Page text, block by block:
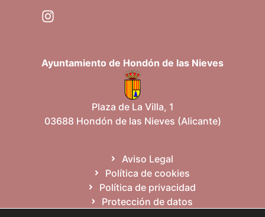
Ayuntamiento de Hondón de las Nieves
Plaza de La Villa, 1
03688 Hondón de las Nieves (Alicante)
Aviso Legal
Política de cookies
Política de privacidad
Protección de datos